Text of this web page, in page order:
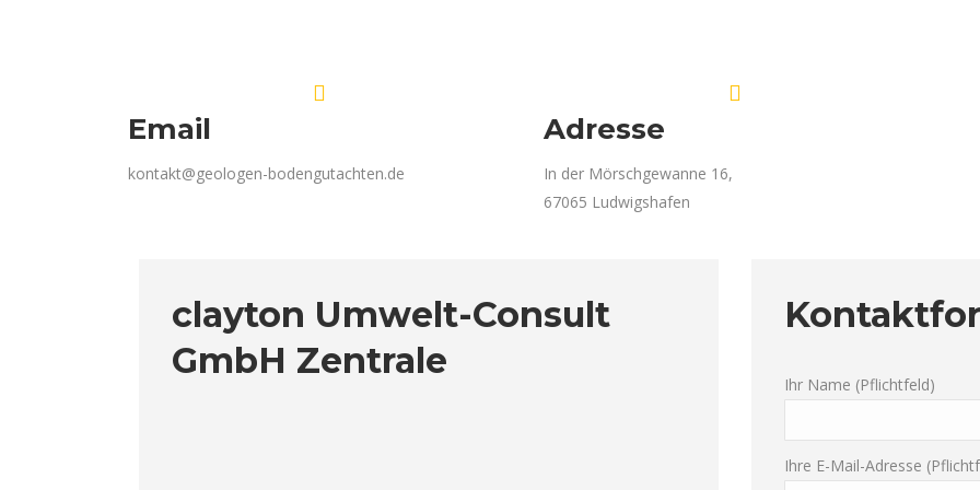
Email
kontakt@geologen-bodengutachten.de
Adresse
In der Mörschgewanne 16,
67065 Ludwigshafen
clayton Umwelt-Consult
GmbH Zentrale
Ihr Name (Pflichtfeld)
Ihre E-Mail-Adresse